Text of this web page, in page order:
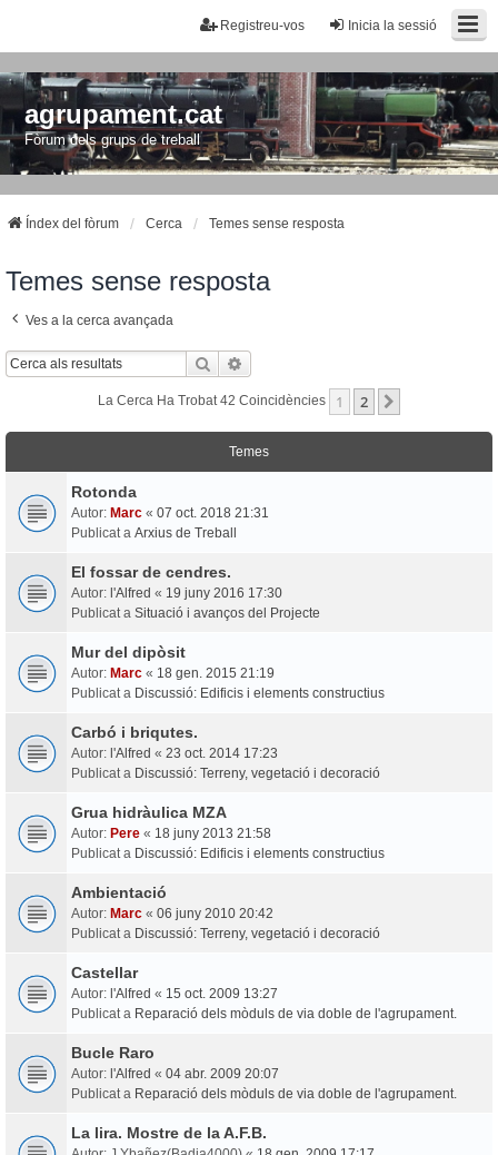
Inicia la sessió
Registreu-vos
agrupament.cat
Fòrum dels grups de treball
Índex del fòrum Cerca Temes sense resposta
Temes sense resposta
Ves a la cerca avançada
Cerca
La Cerca Ha Trobat 42 Coincidències 1 2
Temes
Rotonda
Autor: Marc « 07 oct. 2018 21:31
Publicat a Arxius de Treball
El fossar de cendres.
Autor: l'Alfred « 19 juny 2016 17:30
Publicat a Situació i avanços del Projecte
Mur del dipòsit
Autor: Marc « 18 gen. 2015 21:19
Publicat a Discussió: Edificis i elements constructius
Carbó i briqutes.
Autor: l'Alfred « 23 oct. 2014 17:23
Publicat a Discussió: Terreny, vegetació i decoració
Grua hidràulica MZA
Autor: Pere « 18 juny 2013 21:58
Publicat a Discussió: Edificis i elements constructius
Ambientació
Autor: Marc « 06 juny 2010 20:42
Publicat a Discussió: Terreny, vegetació i decoració
Castellar
Autor: l'Alfred « 15 oct. 2009 13:27
Publicat a Reparació dels mòduls de via doble de l'agrupament.
Bucle Raro
Autor: l'Alfred « 04 abr. 2009 20:07
Publicat a Reparació dels mòduls de via doble de l'agrupament.
La lira. Mostre de la A.F.B.